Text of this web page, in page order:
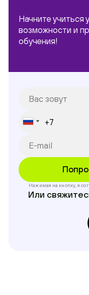
Начните учиться
возможности и
обучения!
Нажимая на кнопку, я
Или